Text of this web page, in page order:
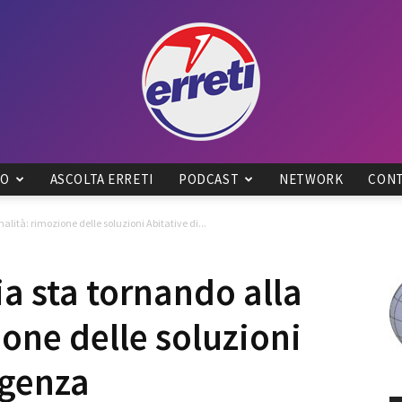
ASCOLTA ERRETI PODCAST NETWORK
rimozione delle soluzioni Abitative di...
sta tornando alla
delle soluzioni